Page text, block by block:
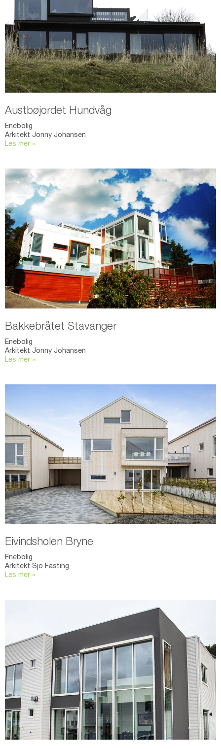
Austbøjordet Hundvåg
Enebolig
Arkitekt Jonny Johansen
Les mer »
Bakkebråtet Stavanger
Enebolig
Arkitekt Jonny Johansen
Les mer »
Eivindsholen Bryne
Enebolig
Arkitekt Sjo Fasting
Les mer »